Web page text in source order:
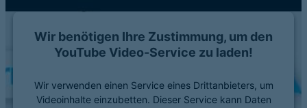
Wir benötigen Ihre Zustimmung, um den
YouTube Video-Service zu laden!
Wir verwenden einen Service eines Drittanbieters, um
Videoinhalte einzubetten. Dieser Service kann Daten